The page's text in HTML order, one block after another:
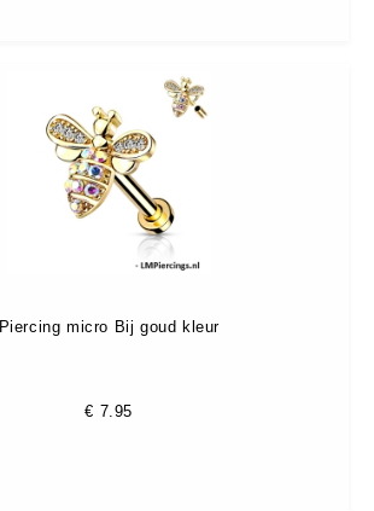
Piercing micro Bij goud kleur
€ 7.95